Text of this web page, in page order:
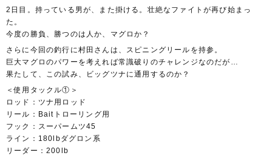
2日目。持っている男が、また掛ける。壮絶なファイトが再び始まっ
た。
今度の勝負、勝つのは人か、マグロか？
さらに今回の釣行に村田さんは、スピニングリールを持参。
巨大マグロのパワーを考えれば常識破りのチャレンジなのだが…
果たして、この試み、ビッグツナに通用するのか？
＜使用タックル①＞
ロッド：ツナ用ロッド
リール：Baitトローリング用
フック：スーパームツ45
ライン：180lbダグロン系
リーダー：200lb